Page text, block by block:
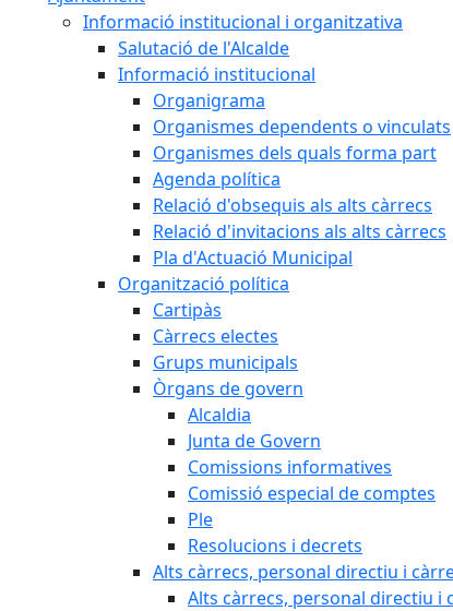
Informació institucional i organitzativa
Salutació de l'Alcalde
Informació institucional
Organigrama
Organismes dependents o vinculats
Organismes dels quals forma part
Agenda política
Relació d'obsequis als alts càrrecs
Relació d'invitacions als alts càrrecs
Pla d'Actuació Municipal
Organització política
Cartipàs
Càrrecs electes
Grups municipals
Òrgans de govern
Alcaldia
Junta de Govern
Comissions informatives
Comissió especial de comptes
Ple
Resolucions i decrets
Alts càrrecs, personal directiu i
Alts càrrecs, personal directiu i